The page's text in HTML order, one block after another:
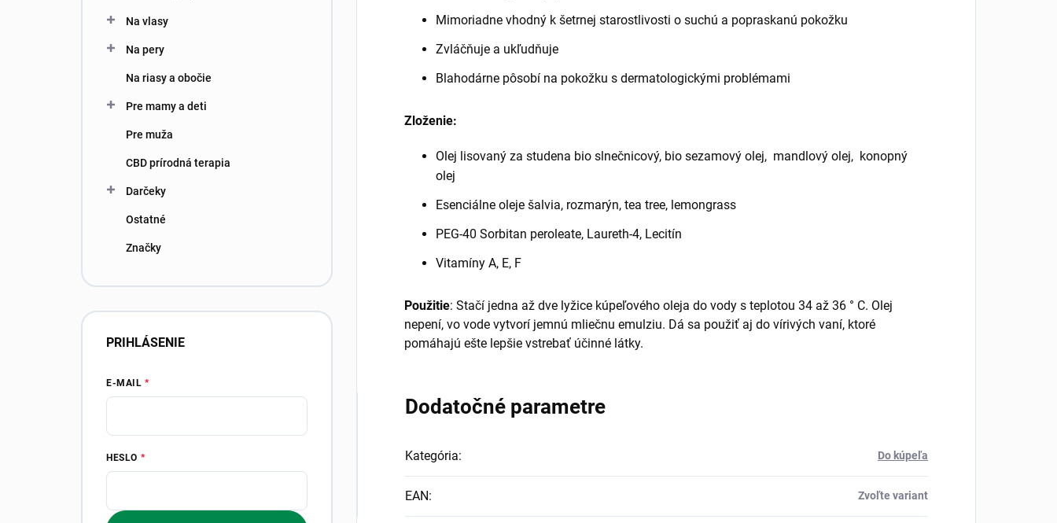
Na vlasy
Na pery
Na riasy a obočie
Pre mamy a deti
Pre muža
CBD prírodná terapia
Darčeky
Ostatné
Značky
PRIHLÁSENIE
E-MAIL
HESLO
Mimoriadne vhodný k šetrnej starostlivosti o suchú a popraskanú pokožku
Zvláčňuje a ukľudňuje
Blahodárne pôsobí na pokožku s dermatologickými problémami
Zloženie:
Olej lisovaný za studena bio slnečnicový, bio sezamový olej, mandlový olej, konopný
olej
Esenciálne oleje šalvia, rozmarýn, tea tree, lemongrass
PEG-40 Sorbitan peroleate, Laureth-4, Lecitín
Vitamíny A, E, F
Použitie: Stačí jedna až dve lyžice kúpeľového oleja do vody s teplotou 34 až 36 ° C. Olej
nepení, vo vode vytvorí jemnú mliečnu emulziu. Dá sa použiť aj do vírivých vaní, ktoré
pomáhajú ešte lepšie vstrebať účinné látky.
Dodatočné parametre
Kategória: Do kúpeľa
EAN: Zvoľte variant